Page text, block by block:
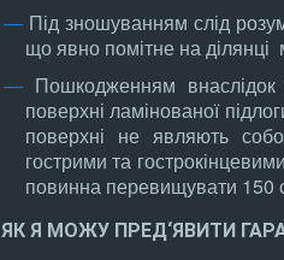
Під зношуванням слід
що явно помітне на ділянці
Пошкодженням
поверхні ламінованої
поверхні не являють
гострими та
повинна перевищувати 150
ЯК Я МОЖУ ПРЕД‘ЯВИТИ